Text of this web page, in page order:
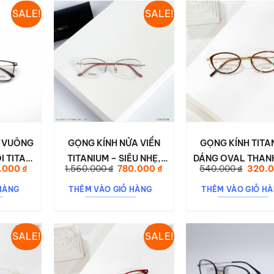
SALE!
TITAN
₫.
₫Giá
SALE!
GỌNG KÍNH NỬA VIỀN
TITANIUM – SIÊU NHẸ,
SANG TRỌNG 120151B
1.560.000₫ Giá
là:
1.560.000 ₫.
780.000₫Giá
THÊM VÀO GIỎ HÀNG
GỌNG KÍNH
DÁNG OVAL
– NHẸ ÊM, DỄ
NGÀY | ANESSA
540.000₫ Giá
là:
THÊM VÀO GIỎ
SALE! SALE!